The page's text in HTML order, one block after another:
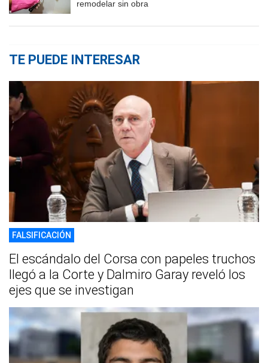
remodelar sin obra
TE PUEDE INTERESAR
FALSIFICACIÓN
El escándalo del Corsa con papeles truchos
llegó a la Corte y Dalmiro Garay reveló los
ejes que se investigan